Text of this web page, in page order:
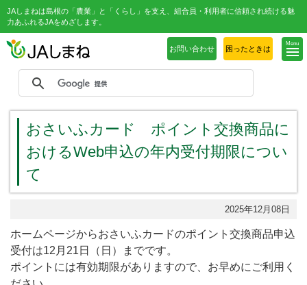
JAしまねは島根の「農業」と「くらし」を支え、組合員・利用者に信頼され続ける魅
力あふれるJAをめざします。
Menu
お問い合わせ 困ったときは
おさいふカード ポイント交換商品に
おけるWeb申込の年内受付期限につい
て
2025年12月08日
ホームページからおさいふカードのポイント交換商品申込
受付は12月21日（日）までです。
ポイントには有効期限がありますので、お早めにご利用く